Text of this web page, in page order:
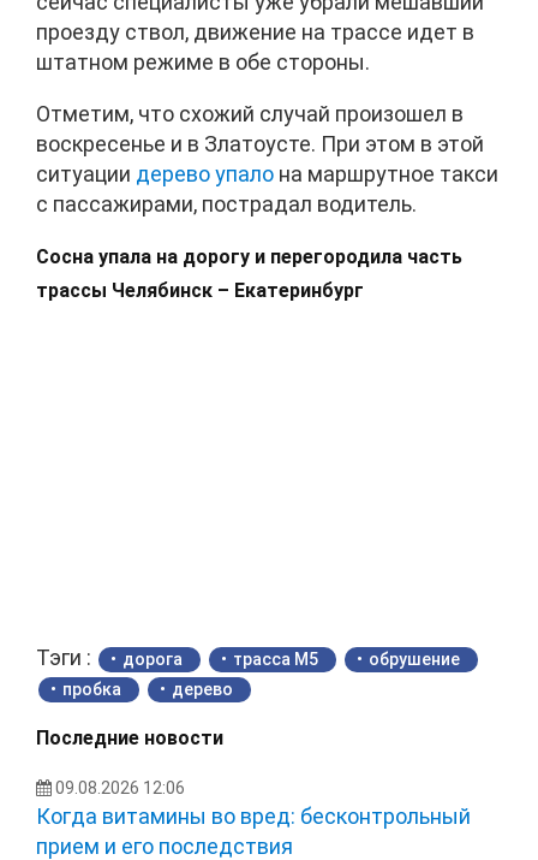
проезду ствол, движение на трассе идет в
штатном режиме в обе стороны.
Отметим, что схожий случай произошел в
воскресенье и в Златоусте. При этом в этой
ситуации дерево упало на маршрутное такси
с пассажирами, пострадал водитель.
Сосна упала на дорогу и перегородила часть
трассы Челябинск – Екатеринбург
Тэги : дорога трасса М5
обрушение
пробка
дерево
Последние новости
09.08.2026 12:06
Когда витамины во вред: бесконтрольный
прием и его последствия